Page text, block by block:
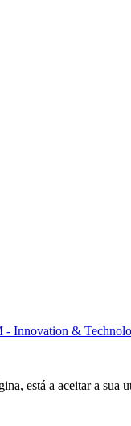
- Innovation &
está a aceitar a sua